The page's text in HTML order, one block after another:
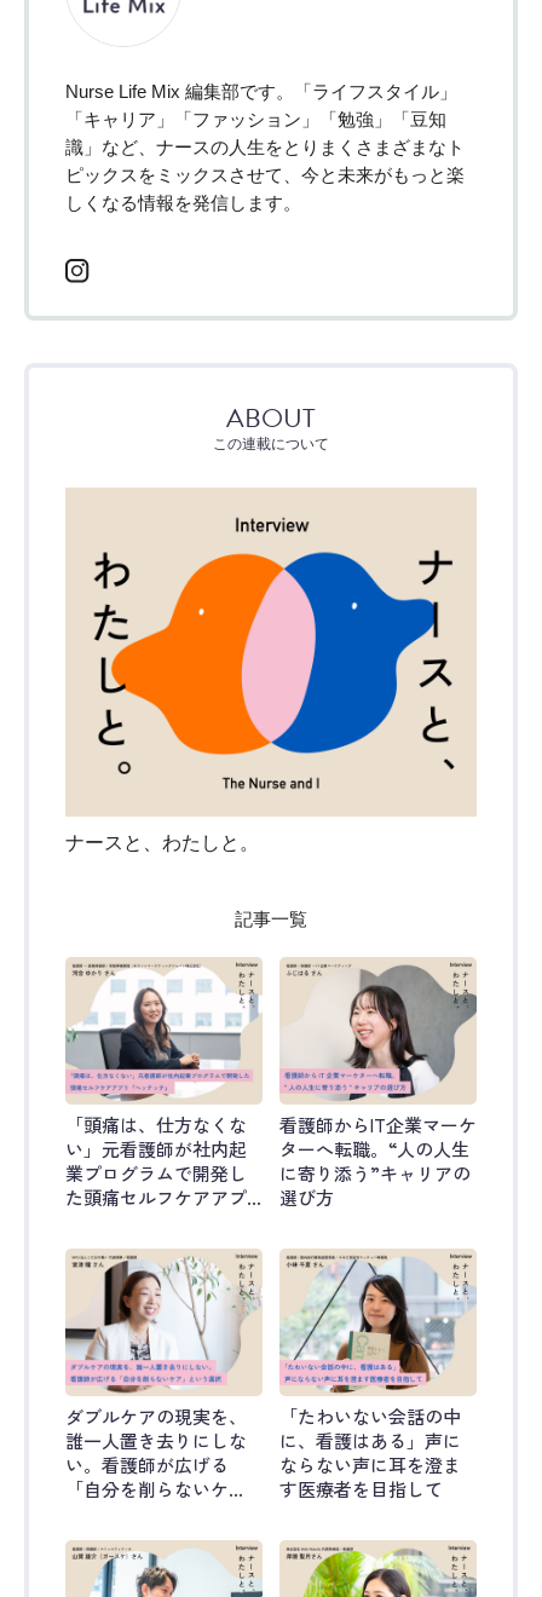
Nurse Life Mix 編集部です。「ライフスタイル」
「キャリア」「ファッション」「勉強」「豆知
識」など、ナースの人生をとりまくさまざまなト
ピックスをミックスさせて、今と未来がもっと楽
しくなる情報を発信します。
ABOUT
この連載について
ナースと、わたしと。
記事一覧
「頭痛は、仕方なくな
い」元看護師が社内起
業プログラムで開発し
た頭痛セルフケアアプ
看護師からIT企業マーケ
ターへ転職。“人の人生
に寄り添う”キャリアの
選び方
ダブルケアの現実を、
誰一人置き去りにしな
い。看護師が広げる
「自分を削らないケ
「たわいない会話の中
に、看護はある」声に
ならない声に耳を澄ま
す医療者を目指して